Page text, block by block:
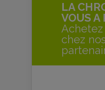
LA
VOUS A
chez